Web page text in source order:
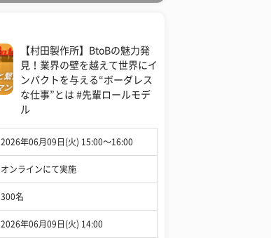
【村田製作所】BtoBの魅力発
見！業界の壁を越えて世界にイ
ンパクトを与える“ボーダレス
な仕事”とは #先輩ロールモデ
ル
2026年06月09日(火) 15:00〜16:00
オンラインにて実施
300名
2026年06月09日(火) 14:00